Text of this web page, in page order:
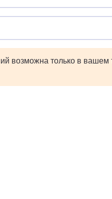
возможна только в вашем